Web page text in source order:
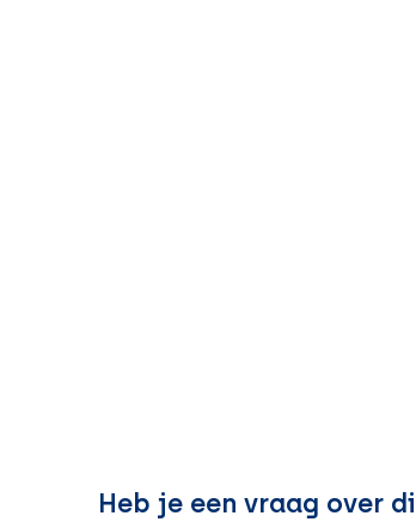
Heb je een vraag over